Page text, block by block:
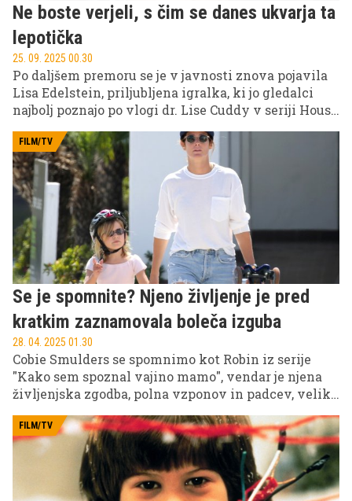
Ne boste verjeli, s čim se danes ukvarja ta
lepotička
25. 09. 2025 00.30
Po daljšem premoru se je v javnosti znova pojavila
Lisa Edelstein, priljubljena igralka, ki jo gledalci
najbolj poznajo po vlogi dr. Lise Cuddy v seriji House
FILM/TV
Se je spomnite? Njeno življenje je pred
kratkim zaznamovala boleča izguba
28. 04. 2025 01.30
Cobie Smulders se spomnimo kot Robin iz serije
"Kako sem spoznal vajino mamo", vendar je njena
življenjska zgodba, polna vzponov in padcev, veliko
FILM/TV